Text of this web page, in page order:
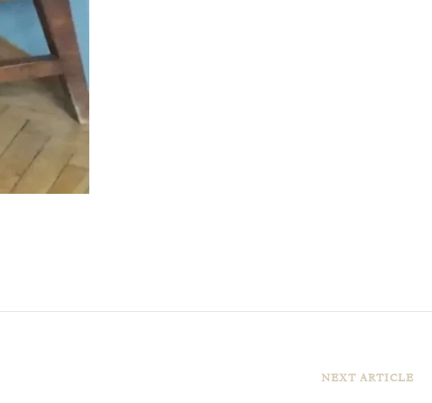
NEXT ARTICLE